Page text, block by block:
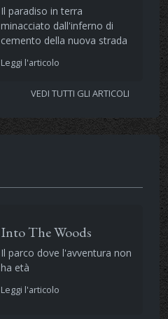
Il paradiso in terra
minacciato dall'inferno di
cemento della nuova strada
Leggi l'articolo
VEDI TUTTI GLI ARTICOLI
Into The Woods
Il parco dove l'avventura non
ha età
Leggi l'articolo